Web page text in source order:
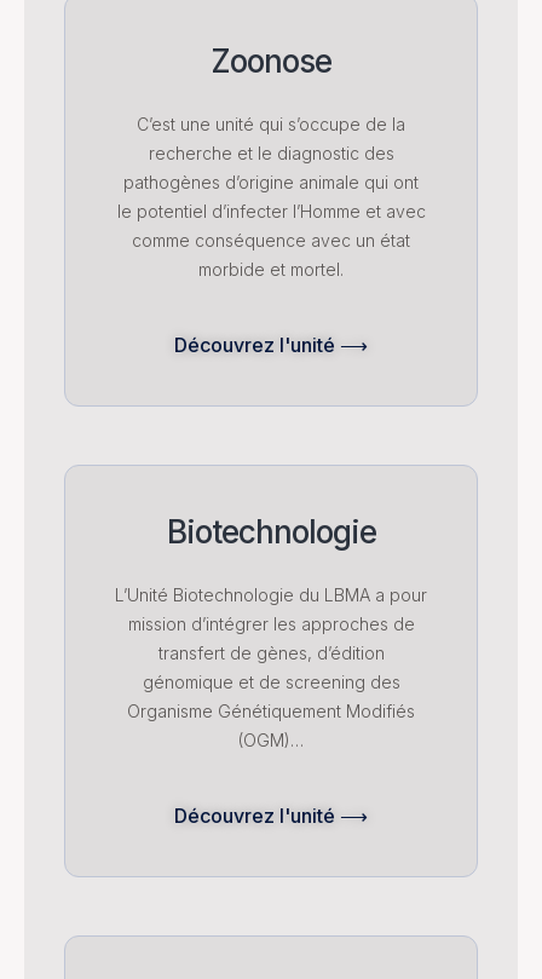
Zoonose
C’est une unité qui s’occupe de la
recherche et le diagnostic des
pathogènes d’origine animale qui ont
le potentiel d’infecter l’Homme et avec
comme conséquence avec un état
morbide et mortel.
Découvrez l'unité ⟶
Biotechnologie
L’Unité Biotechnologie du LBMA a pour
mission d’intégrer les approches de
transfert de gènes, d’édition
génomique et de screening des
Organisme Génétiquement Modifiés
(OGM)…
Découvrez l'unité ⟶